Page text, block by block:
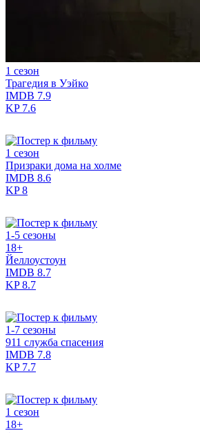
1 сезон
Трагедия в Уэйко
IMDB 7.9
KP7.6
1 сезон
Призраки дома на холме
IMDB 8.6
KP8
1-5 сезоны
18+
Йеллоустоун
IMDB 8.7
KP8.7
1-7 сезоны
911 служба спасения
IMDB 7.8
KP7.7
1 сезон
18+